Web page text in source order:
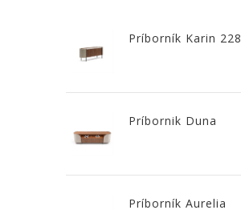
NÁBYTOK
Príborník Karin 228
Príbornik Duna
Príborník Aurelia